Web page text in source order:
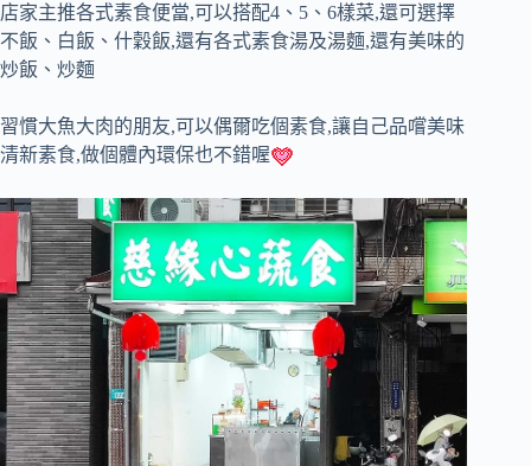
店家主推各式素食便當,可以搭配4、5、6樣菜,還可選擇
不飯、白飯、什穀飯,還有各式素食湯及湯麵,還有美味的
炒飯、炒麵
習慣大魚大肉的朋友,可以偶爾吃個素食,讓自己品嚐美味
清新素食,做個體內環保也不錯喔